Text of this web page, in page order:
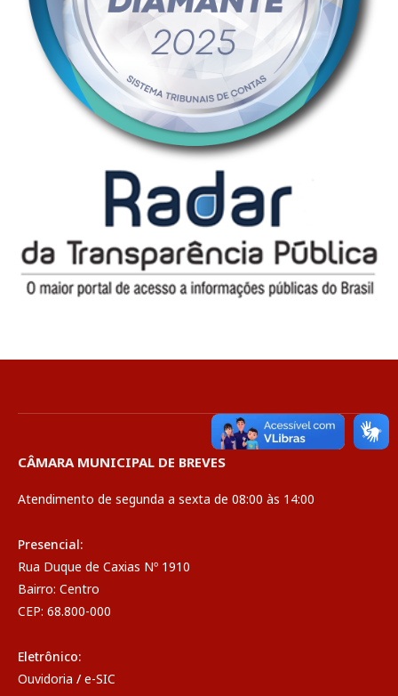
CÂMARA MUNICIPAL DE BREVES
Atendimento de segunda a sexta de 08:00 às 14:00
Presencial:
Rua Duque de Caxias Nº 1910
Bairro: Centro
CEP: 68.800-000
Eletrônico:
Ouvidoria / e-SIC